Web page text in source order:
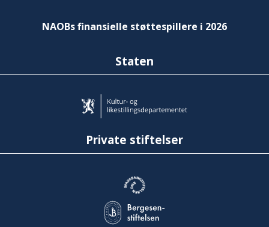
NAOBs finansielle støttespillere i 2026
Staten
Private stiftelser